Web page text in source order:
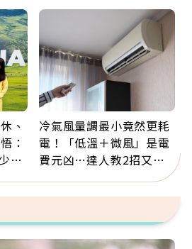
、
：
冷氣風量調最小竟然更耗
電！「低溫＋微風」是電
費元凶…達人教2招又涼